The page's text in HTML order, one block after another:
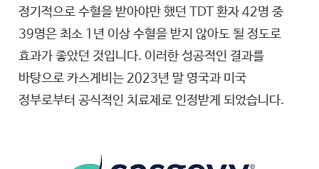
정기적으로 수혈을 받아야만 했던 TDT 환자 42명 중
39명은 최소 1년 이상 수혈을 받지 않아도 될 정도로
효과가 좋았던 것입니다. 이러한 성공적인 결과를
바탕으로 카스게비는 2023년 말 영국과 미국
정부로부터 공식적인 치료제로 인정받게 되었습니다.